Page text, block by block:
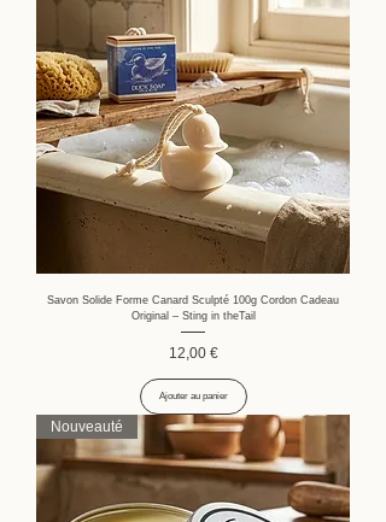
Savon Solide Forme Canard Sculpté 100g Cordon Cadeau
Original – Sting in theTail
Prix
12,00 €
Ajouter au panier
Nouveauté